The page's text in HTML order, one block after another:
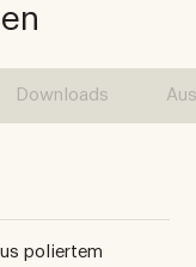
Downloads
poliertem